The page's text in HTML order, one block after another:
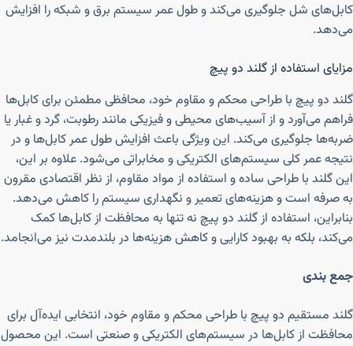
کابل‌های شل جلوگیری می‌کند و طول عمر سیستم برق و شبکه را افزایش
می‌دهد.
مزایای استفاده از گلند دو پیچ
گلند دو پیچ با طراحی محکم و مقاوم خود، محافظی مطمئن برای کابل‌ها
فراهم می‌آورد و از آسیب‌های محیطی و فیزیکی مانند رطوبت، گرد و غبار یا
ضربه‌ها جلوگیری می‌کند. این ویژگی باعث افزایش طول عمر کابل‌ها و در
نتیجه عمر کلی سیستم‌های الکتریکی و مخابراتی می‌شود. علاوه بر این،
این گلند با طراحی ساده و استفاده از مواد مقاوم، از نظر اقتصادی مقرون
به صرفه است و هزینه‌های تعمیر و نگهداری سیستم را کاهش می‌دهد.
بنابراین، استفاده از گلند دو پیچ نه تنها به محافظت از کابل‌ها کمک
می‌کند، بلکه به بهبود کارایی و کاهش هزینه‌ها در بلندمدت نیز می‌انجامد.
جمع بندی
گلند مستقیم دو پیچ با طراحی محکم و مقاوم خود، انتخابی ایده‌آل برای
محافظت از کابل‌ها در سیستم‌های الکتریکی و صنعتی است. این محصول